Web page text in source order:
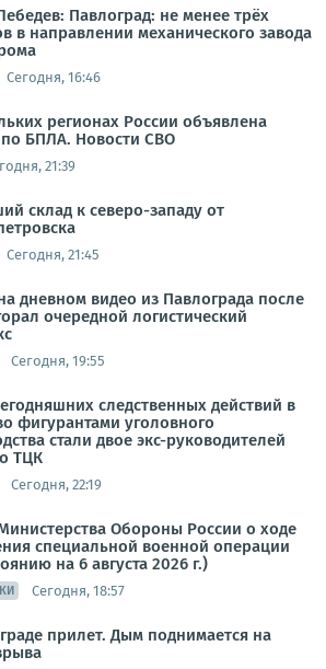
Павлоград: не менее трёх
в направлении механического завода
Сегодня, 16:46
регионах России объявлена
по БПЛА. Новости СВО
21:39
склад к северо-западу от
Сегодня, 21:45
дневном видео из Павлограда после
очередной логистический
Сегодня, 19:55
следственных действий в
фигурантами уголовного
стали двое экс-руководителей
ТЦК
Сегодня, 22:19
Обороны России о ходе
специальной военной операции
на 6 августа 2026 г.)
Сегодня, 18:57
прилет. Дым поднимается на